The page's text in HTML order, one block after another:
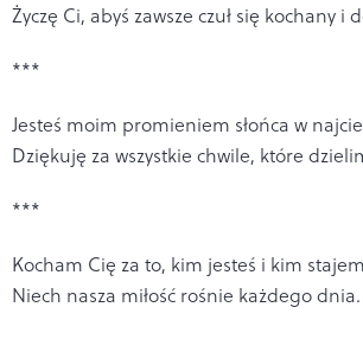
Życzę Ci, abyś zawsze czuł się kochany i
***
Jesteś moim promieniem słońca w
Dziękuję za wszystkie chwile, które
***
Kocham Cię za to, kim jesteś i kim
Niech nasza miłość rośnie każdego dnia.